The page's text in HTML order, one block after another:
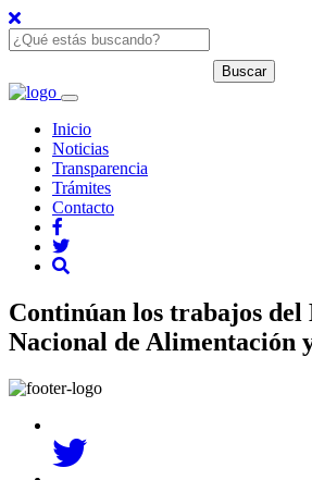
Inicio
Noticias
Transparencia
Trámites
Contacto
Continúan los trabajos del
Nacional de Alimentación